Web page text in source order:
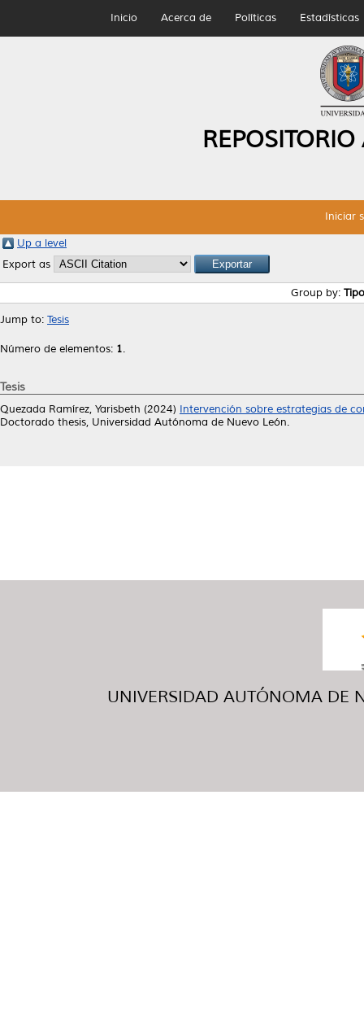
Inicio Acerca de Políticas Estadísticas
Iniciar
Up a level
Export as
Group by:
Jump to: Tesis
Número de elementos: 1.
Tesis
Quezada Ramírez, Yarisbeth (2024) Intervención sobre estrategias de
Doctorado thesis, Universidad Autónoma de Nuevo León.
UNIVERSIDAD AUTÓNOMA DE